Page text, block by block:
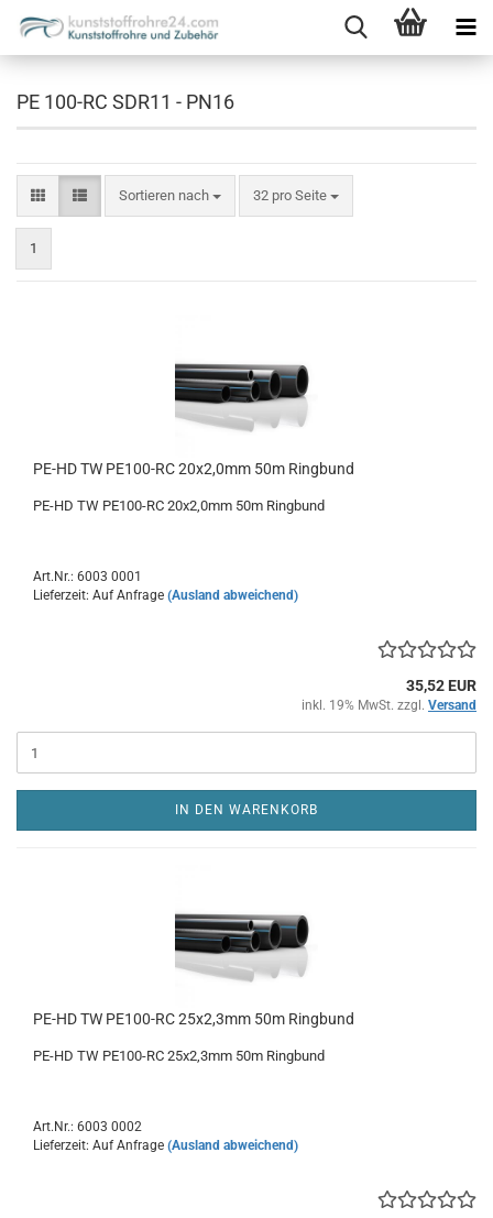
PE 100-RC SDR11 - PN16
Sortieren nach
Sortieren nach 32 pro Seite
pro Seite
1
PE-HD TW PE100-RC 20x2,0mm 50m Ringbund
PE-HD TW PE100-RC 20x2,0mm 50m Ringbund
Art.Nr.: 6003 0001
Lieferzeit: Auf Anfrage (Ausland abweichend)
35,52 EUR
inkl. 19% MwSt. zzgl. Versand
IN DEN WARENKORB
PE-HD TW PE100-RC 25x2,3mm 50m Ringbund
PE-HD TW PE100-RC 25x2,3mm 50m Ringbund
Art.Nr.: 6003 0002
Lieferzeit: Auf Anfrage (Ausland abweichend)